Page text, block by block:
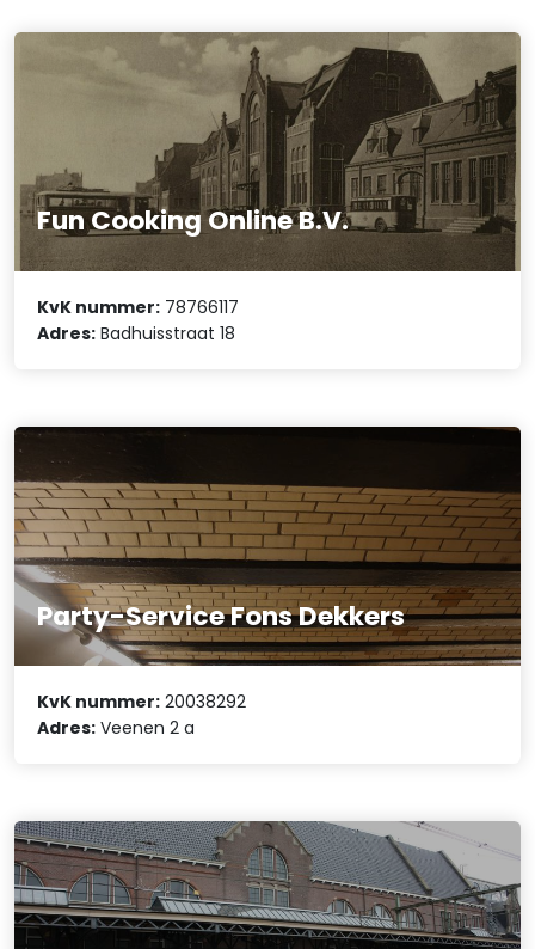
Fun Cooking Online B.V.
KvK nummer: 78766117
Adres: Badhuisstraat 18
Party-Service Fons Dekkers
KvK nummer: 20038292
Adres: Veenen 2 a